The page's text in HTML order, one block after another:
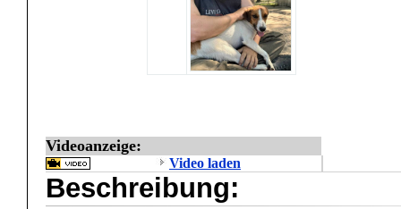
Videoanzeige:
Video laden
Beschreibung: